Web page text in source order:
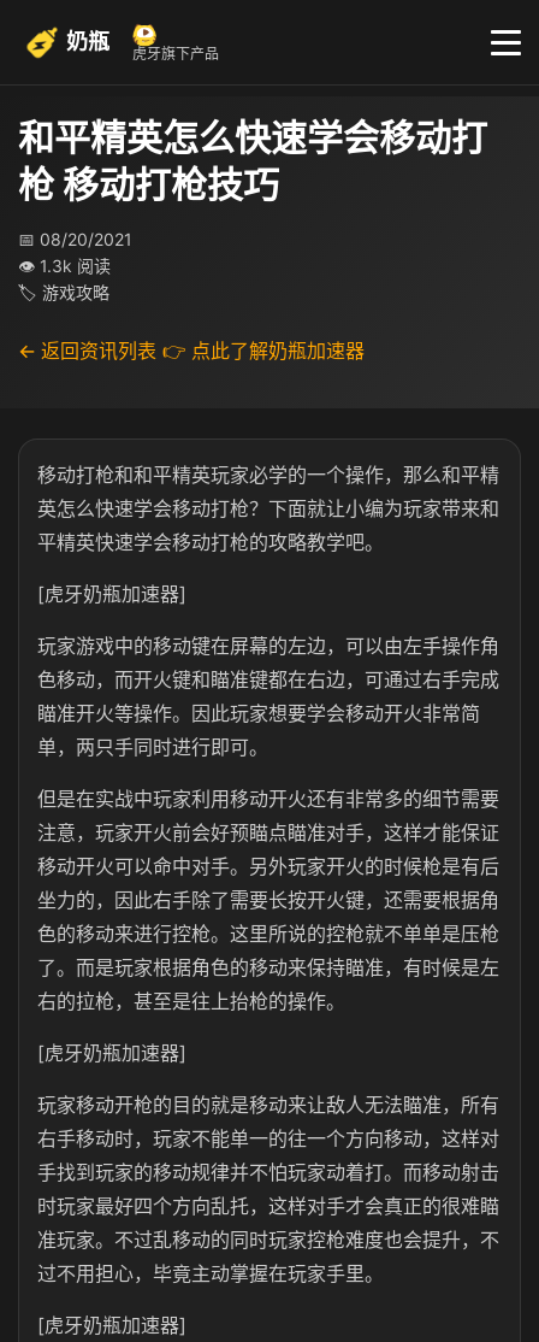
奶瓶 虎牙旗下产品
和平精英怎么快速学会移动打
枪 移动打枪技巧
📅 08/20/2021
👁 1.3k 阅读
🏷 游戏攻略
← 返回资讯列表 👉 点此了解奶瓶加速器
移动打枪和和平精英玩家必学的一个操作，那么和平精
英怎么快速学会移动打枪？下面就让小编为玩家带来和
平精英快速学会移动打枪的攻略教学吧。
[虎牙奶瓶加速器]
玩家游戏中的移动键在屏幕的左边，可以由左手操作角
色移动，而开火键和瞄准键都在右边，可通过右手完成
瞄准开火等操作。因此玩家想要学会移动开火非常简
单，两只手同时进行即可。
但是在实战中玩家利用移动开火还有非常多的细节需要
注意，玩家开火前会好预瞄点瞄准对手，这样才能保证
移动开火可以命中对手。另外玩家开火的时候枪是有后
坐力的，因此右手除了需要长按开火键，还需要根据角
色的移动来进行控枪。这里所说的控枪就不单单是压枪
了。而是玩家根据角色的移动来保持瞄准，有时候是左
右的拉枪，甚至是往上抬枪的操作。
[虎牙奶瓶加速器]
玩家移动开枪的目的就是移动来让敌人无法瞄准，所有
右手移动时，玩家不能单一的往一个方向移动，这样对
手找到玩家的移动规律并不怕玩家动着打。而移动射击
时玩家最好四个方向乱托，这样对手才会真正的很难瞄
准玩家。不过乱移动的同时玩家控枪难度也会提升，不
过不用担心，毕竟主动掌握在玩家手里。
[虎牙奶瓶加速器]